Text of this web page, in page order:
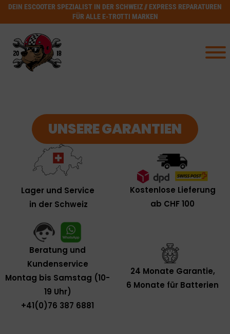
DEIN ESCOOTER SPEZIALIST IN DER SCHWEIZ // EXPRESS REPARATUREN
FÜR ALLE E-TROTTI MARKEN
UNSERE GARANTIEN
Lager und Service
in der Schweiz
Kostenlose Lieferung
ab CHF 100
Beratung und
Kundenservice
Montag bis Samstag (10-
19 Uhr)
+41(0)76 387 6881
24 Monate Garantie,
6 Monate für Batterien